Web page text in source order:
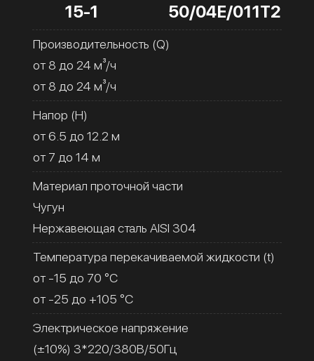
15-1
50/04Е/011Т2
Производительность (Q)
от 8 до 24 м³/ч
от 8 до 24 м³/ч
Напор (H)
от 6.5 до 12.2 м
от 7 до 14 м
Материал проточной части
Чугун
Нержавеющая сталь AISI 304
Температура перекачиваемой жидкости (t)
от -15 до 70 °C
от -25 до +105 °C
Электрическое напряжение
(±10%) 3*220/380В/50Гц